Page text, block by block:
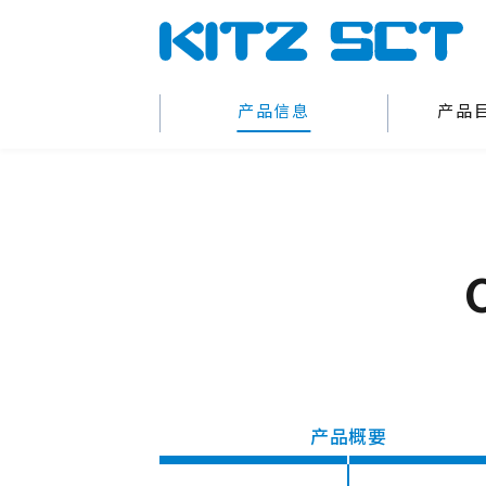
产品信息 产品
产品概要